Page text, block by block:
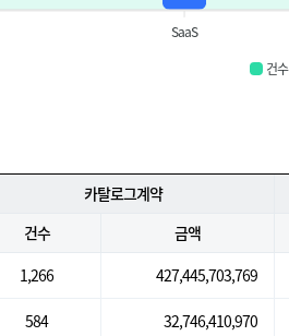
건수
SaaS
카탈로그계약
건수
금액
1,266 427,445,703,769
584 32,746,410,970